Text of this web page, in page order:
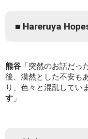
■ Hareruya
熊谷 「突然のお話だ
後、漠然とした不安も
り、色々と混乱してい
す 」